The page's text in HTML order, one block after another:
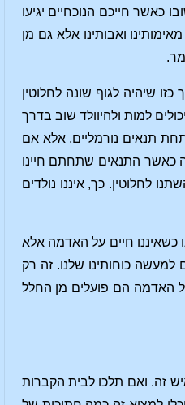
כאשר חייכם הנוכחיים יגיעו
ואבותינו אלא גם מן
שיהיה לגוף שונה לחלוטין
למות ולהיוולד שוב בדרך
תחת תנאים נורמליים, אלא אם
כאשר התנאים שתחתם חיינו
לחלוטין. כך, איננו נולדים
כשאיננו חיים על האדמה אלא
כוחותינו שלנו. זה רק
האדמה הם פועלים מן החלל
זה. ואם תלכו לבית הקברות